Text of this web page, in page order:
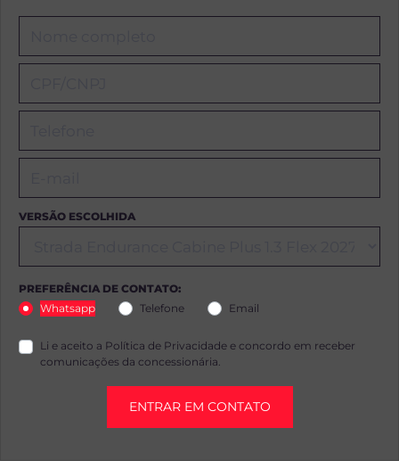
VERSÃO ESCOLHIDA
PREFERÊNCIA DE CONTATO:
Whatsapp
Telefone Email
Li e aceito a Política de Privacidade e concordo em receber
comunicações da concessionária.
ENTRAR EM CONTATO